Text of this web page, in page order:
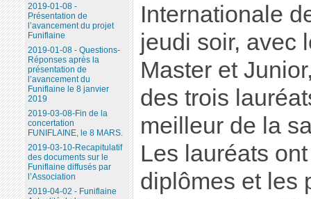
Internationale
jeudi soir, avec
Master et
des trois
meilleur de la
Les lauréats
diplômes et les
2019-01-08 -
Présentation de
l’avancement du projet
Funiflaine
2019-01-08 - Questions-
Réponses après la
présentation de
l’avancement du
Funiflaine le 8 janvier
2019
2019-03-08-Fin de la
concertation
FUNIFLAINE, le 8 MARS.
2019-03-10-Recapitulatif
des documents sur le
Funiflaine diffusés par
l’Association
2019-04-02 - Funiflaine